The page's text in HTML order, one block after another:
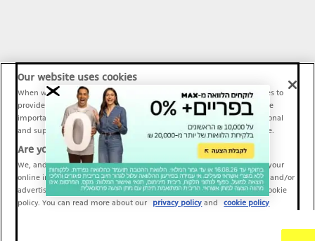
Our website uses cookies
When we provide Maariv, TMI and Sport1 content online, we use cookies to
provide social media features and to analyze our traffic. These tools are
important and necessary for our website functionality. Others are optional
and support Maariv, TMI and Sport1 activity and your online experience.
Are you happy to accept cookies?
We, and our partners, use information about your use of our site and your
online interactions to improve our services and to personalize content and/or
advertising for you. You can read more about our privacy policy and cookie
policy. You can read more about our
privacy policy and cookie policy